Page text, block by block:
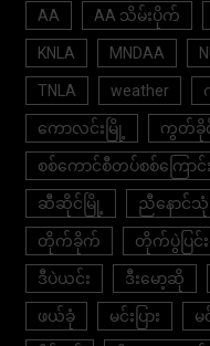
AA AA သိမ်းပိုက်
KNLA MNDAA
TNLA weather
ကောလင်းမြို့ ကွတ်ခို
စစ်ကောင်စီတပ်စစ်ကြောင်း
ဆီဆိုင်မြို့ ညီနောင်သုံ
တိုက်ခိုက် တိုက်ပွဲပြင်
ဒီပဲယင်း ဒီးမော့ဆို
ဖယ်ခုံ မင်းပြား မ